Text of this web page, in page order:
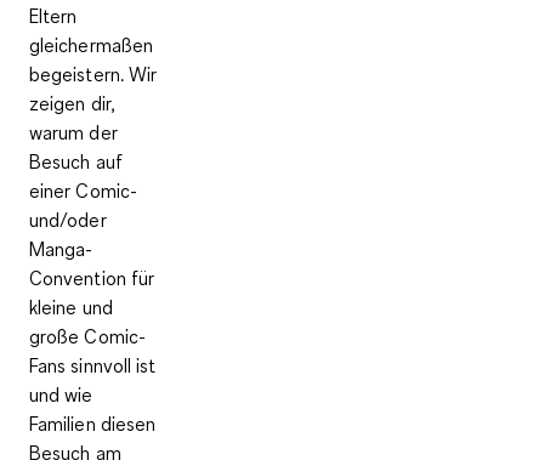
Eltern
gleichermaßen
begeistern. Wir
zeigen dir,
warum der
Besuch auf
einer Comic-
und/oder
Manga-
Convention für
kleine und
große Comic-
Fans sinnvoll ist
und wie
Familien diesen
Besuch am